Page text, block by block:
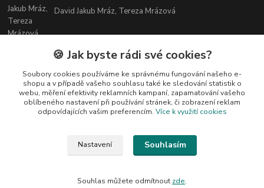
David Jakub Mráz, Tereza Mrázová
info@bylinky-maya.cz
je bez souhlasu kopírovat ani publikovat!
🍪 Jak byste rádi své cookies?
Soubory cookies používáme ke správnému fungování našeho e-
shopu a v případě vašeho souhlasu také ke sledování statistik o
webu, měření efektivity reklamních kampaní, zapamatování vašeho
oblíbeného nastavení při používání stránek, či zobrazení reklam
odpovídajících vašim preferencím. Více k využití cookies
Nastavení Souhlasím
Souhlas můžete odmítnout zde.